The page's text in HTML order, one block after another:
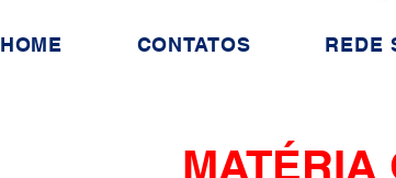
MATÉRIA
HOME CONTATOS REDE